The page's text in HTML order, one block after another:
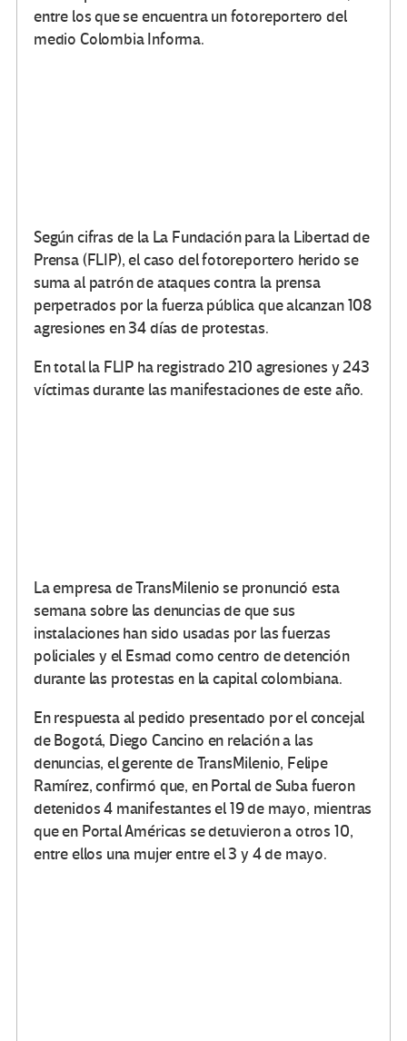
entre los que se encuentra un fotoreportero del
medio Colombia Informa.
Según cifras de la La Fundación para la Libertad de
Prensa (FLIP), el caso del fotoreportero herido se
suma al patrón de ataques contra la prensa
perpetrados por la fuerza pública que alcanzan 108
agresiones en 34 días de protestas.
En total la FLIP ha registrado 210 agresiones y 243
víctimas durante las manifestaciones de este año.
La empresa de TransMilenio se pronunció esta
semana sobre las denuncias de que sus
instalaciones han sido usadas por las fuerzas
policiales y el Esmad como centro de detención
durante las protestas en la capital colombiana.
En respuesta al pedido presentado por el concejal
de Bogotá, Diego Cancino en relación a las
denuncias, el gerente de TransMilenio, Felipe
Ramírez, confirmó que, en Portal de Suba fueron
detenidos 4 manifestantes el 19 de mayo, mientras
que en Portal Américas se detuvieron a otros 10,
entre ellos una mujer entre el 3 y 4 de mayo.